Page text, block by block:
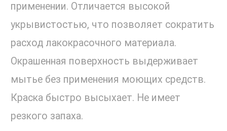
применении. Отличается высокой
укрывистостью, что позволяет сократить
расход лакокрасочного материала.
Окрашенная поверхность выдерживает
мытье без применения моющих средств.
Краска быстро высыхает. Не имеет
резкого запаха.